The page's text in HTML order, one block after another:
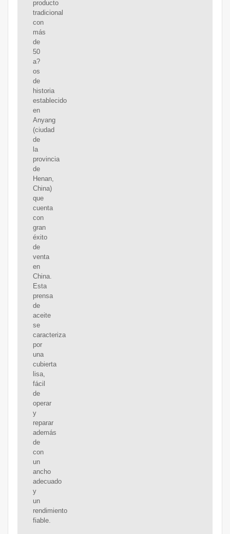
producto
tradicional
con
más
de
50
a?
os
de
historia
establecido
en
Anyang
(ciudad
de
la
provincia
de
Henan,
China)
que
cuenta
con
gran
éxito
de
venta
en
China.
Esta
prensa
de
aceite
se
caracteriza
por
una
cubierta
lisa,
fácil
de
operar
y
reparar
además
de
con
un
ancho
adecuado
y
un
rendimiento
fiable.